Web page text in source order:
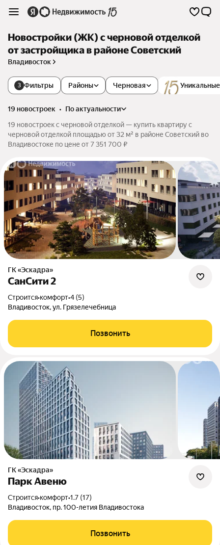
Новостройки (ЖК) с черновой отделкой
от застройщика в районе Советский
Владивосток
3 Фильтры Районы Черновая
19 новостроек •
по актуальности
19 новостроек с черновой отделкой — купить квартиру с
черновой отделкой площадью от 32 м² в районе Советский во
Владивостоке по цене от 7 351 700 ₽
ГК «Эскадра»
СанСити 2
Строится•комфорт•4 (5)
Владивосток, ул. Грязелечебница
Позвонить
ГК «Эскадра»
Парк Авеню
Строится•комфорт•1.7 (17)
Владивосток, пр. 100-летия Владивостока
Позвонить